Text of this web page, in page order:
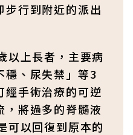
步行到附近的派出
以上長者，主要病
穩、尿失禁」等3
經手術治療的可逆
，將過多的脊髓液
可以回復到原本的